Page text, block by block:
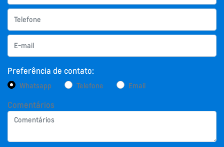
Preferência de contato:
Whatsapp Telefone Email
Comentários